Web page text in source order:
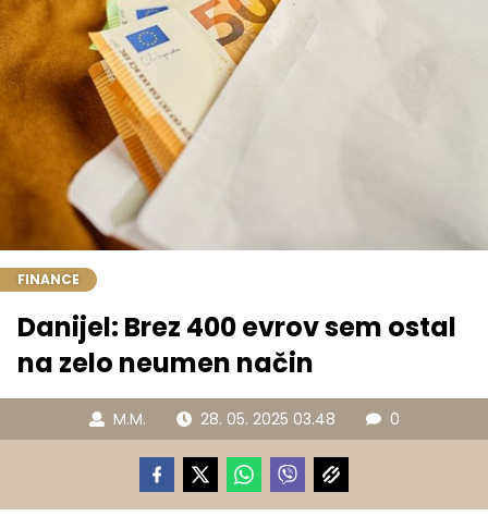
FINANCE
Danijel: Brez 400 evrov sem ostal
na zelo neumen način
M.M. 28. 05. 2025 03.48 0